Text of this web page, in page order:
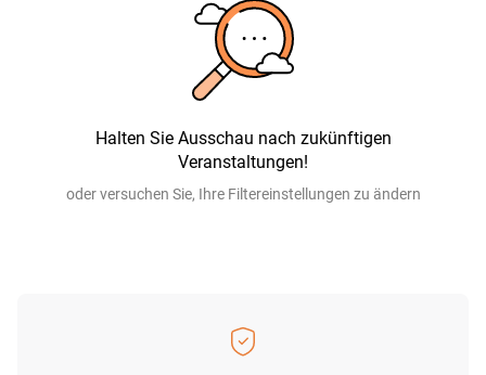
Halten Sie Ausschau nach zukünftigen
Veranstaltungen!
oder versuchen Sie, Ihre Filtereinstellungen zu ändern